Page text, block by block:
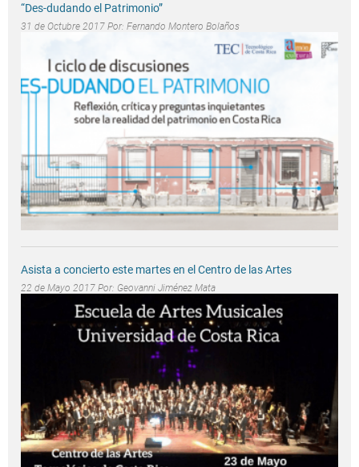
“Des-dudando el Patrimonio”
31 de Octubre 2017 Por: Fernando Montero Bolaños
Asista a concierto este martes en el Centro de las Artes
22 de Mayo 2017 Por: Geovanni Jiménez Mata